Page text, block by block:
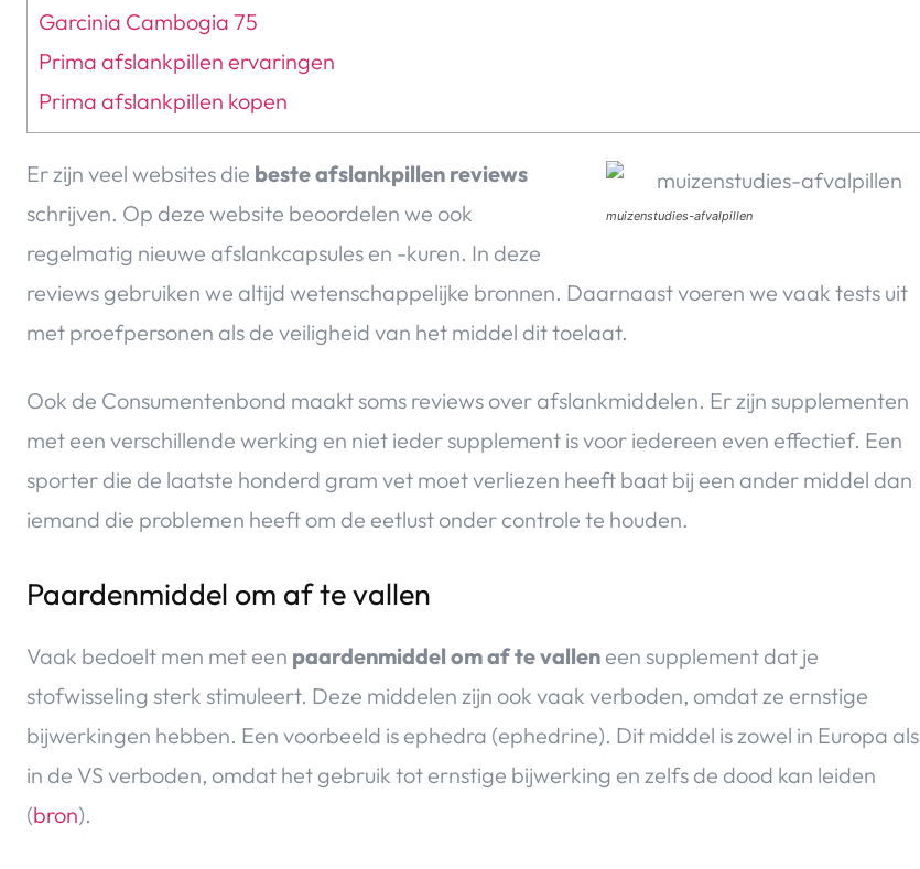
Garcinia Cambogia 75
Prima afslankpillen ervaringen
Prima afslankpillen kopen
muizenstudies-afvalpillen
Er zijn veel websites die beste afslankpillen reviews
schrijven. Op deze website beoordelen we ook
regelmatig nieuwe afslankcapsules en -kuren. In deze
reviews gebruiken we altijd wetenschappelijke bronnen. Daarnaast voeren we vaak tests uit
met proefpersonen als de veiligheid van het middel dit toelaat.
Ook de Consumentenbond maakt soms reviews over afslankmiddelen. Er zijn supplementen
met een verschillende werking en niet ieder supplement is voor iedereen even effectief. Een
sporter die de laatste honderd gram vet moet verliezen heeft baat bij een ander middel dan
iemand die problemen heeft om de eetlust onder controle te houden.
Paardenmiddel om af te vallen
Vaak bedoelt men met een paardenmiddel om af te vallen een supplement dat je
stofwisseling sterk stimuleert. Deze middelen zijn ook vaak verboden, omdat ze ernstige
bijwerkingen hebben. Een voorbeeld is ephedra (ephedrine). Dit middel is zowel in Europa als
in de VS verboden, omdat het gebruik tot ernstige bijwerking en zelfs de dood kan leiden
(bron).